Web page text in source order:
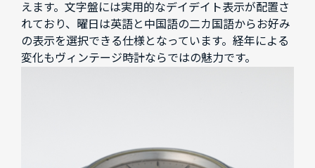
えます。文字盤には実用的なデイデイト表示が配置さ
れており、曜日は英語と中国語の二カ国語からお好み
の表示を選択できる仕様となっています。経年による
変化もヴィンテージ時計ならではの魅力です。